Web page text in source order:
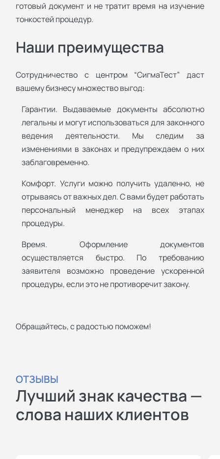
готовый документ и не тратит время на изучение
тонкостей процедур.
Наши преимущества
Сотрудничество с центром “СигмаТест” даст
вашему бизнесу множество выгод:
Гарантии. Выдаваемые документы абсолютно
легальны и могут использоваться для законного
ведения деятельности. Мы следим за
изменениями в законах и предупреждаем о них
заблаговременно.
Комфорт. Услуги можно получить удаленно, не
отрываясь от важных дел. С вами будет работать
персональный менеджер на всех этапах
процедуры.
Время. Оформление документов
осуществляется быстро. По требованию
заявителя возможно проведение ускоренной
процедуры, если это не противоречит закону.
Обращайтесь, с радостью поможем!
ОТЗЫВЫ
Лучший знак качества —
слова наших клиентов